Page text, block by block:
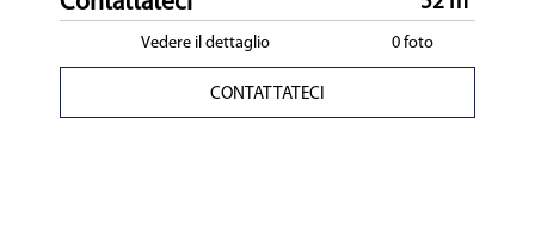
Vedere il dettaglio 0 foto
CONTATTATECI